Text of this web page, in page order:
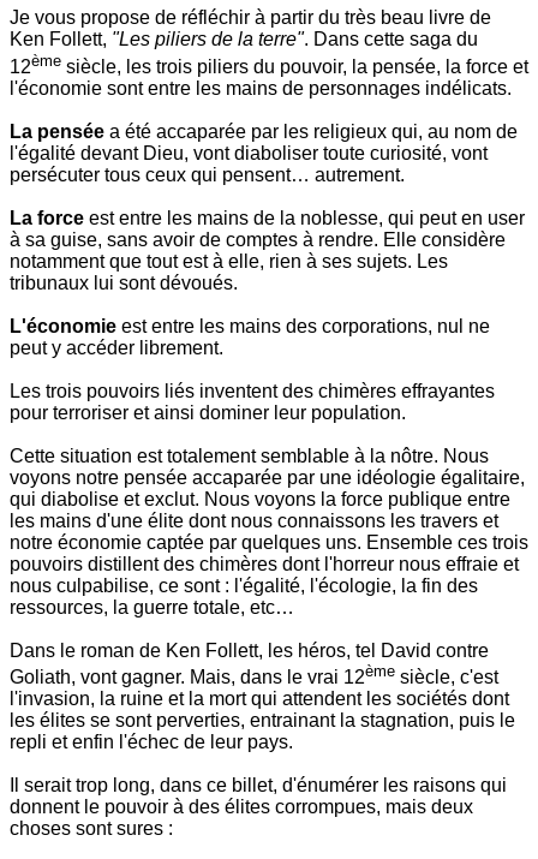
Je vous propose de réfléchir à partir du très beau livre de
Ken Follett, "Les piliers de la terre". Dans cette saga du
12ème siècle, les trois piliers du pouvoir, la pensée, la force et
l'économie sont entre les mains de personnages indélicats.
La pensée a été accaparée par les religieux qui, au nom de
l'égalité devant Dieu, vont diaboliser toute curiosité, vont
persécuter tous ceux qui pensent… autrement.
La force est entre les mains de la noblesse, qui peut en user
à sa guise, sans avoir de comptes à rendre. Elle considère
notamment que tout est à elle, rien à ses sujets. Les
tribunaux lui sont dévoués.
L'économie est entre les mains des corporations, nul ne
peut y accéder librement.
Les trois pouvoirs liés inventent des chimères effrayantes
pour terroriser et ainsi dominer leur population.
Cette situation est totalement semblable à la nôtre. Nous
voyons notre pensée accaparée par une idéologie égalitaire,
qui diabolise et exclut. Nous voyons la force publique entre
les mains d'une élite dont nous connaissons les travers et
notre économie captée par quelques uns. Ensemble ces trois
pouvoirs distillent des chimères dont l'horreur nous effraie et
nous culpabilise, ce sont : l'égalité, l'écologie, la fin des
ressources, la guerre totale, etc…
Dans le roman de Ken Follett, les héros, tel David contre
Goliath, vont gagner. Mais, dans le vrai 12ème siècle, c'est
l'invasion, la ruine et la mort qui attendent les sociétés dont
les élites se sont perverties, entrainant la stagnation, puis le
repli et enfin l'échec de leur pays.
Il serait trop long, dans ce billet, d'énumérer les raisons qui
donnent le pouvoir à des élites corrompues, mais deux
choses sont sures :